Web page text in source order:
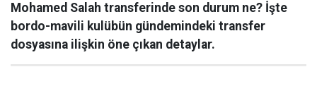
Mohamed Salah transferinde son durum ne? İşte
bordo-mavili kulübün gündemindeki transfer
dosyasına ilişkin öne çıkan detaylar.